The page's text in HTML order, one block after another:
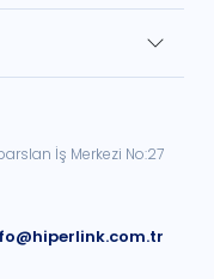
İş Merkezi No:27